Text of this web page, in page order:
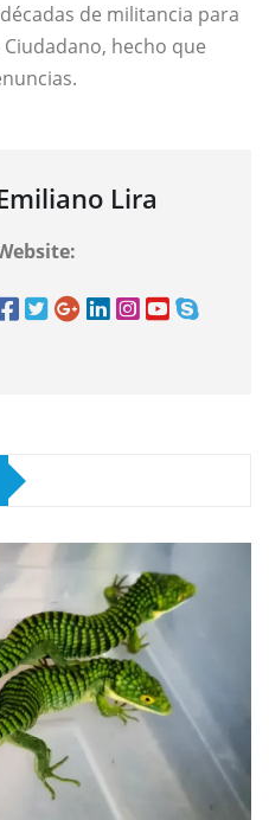
de militancia para
hecho que
Lira